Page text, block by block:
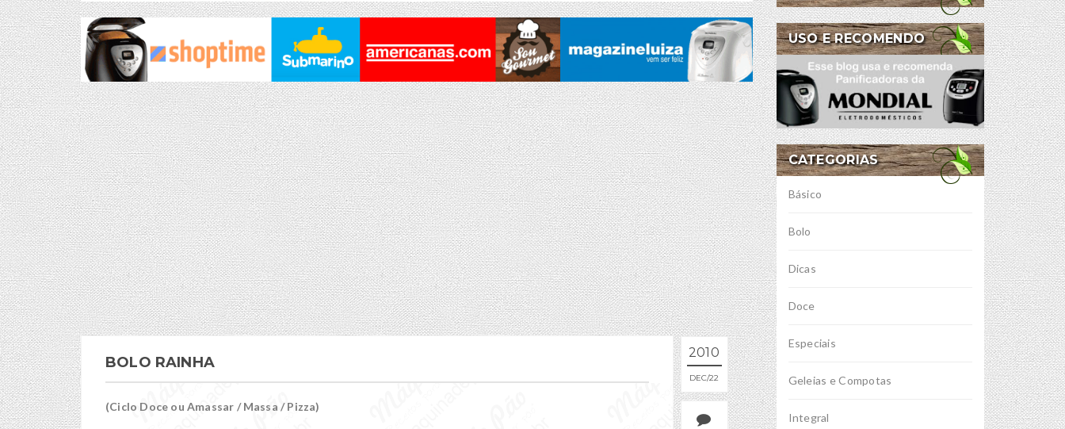
2010
DEC 22
BOLO RAINHA
(Ciclo Doce ou Amassar / Massa / Pizza)
USO E RECOMENDO
CATEGORIAS
Básico
Bolo
Dicas
Doce
Especiais
Geleias e Compotas
Integral